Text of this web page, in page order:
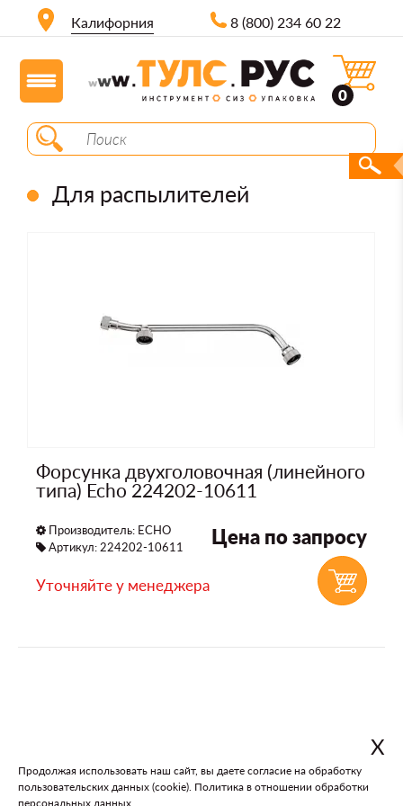
Калифорния 8 (800) 234 60 22
0
Для распылителей
Форсунка двухголовочная (линейного
типа) Echo 224202-10611
Производитель: ECHO
Артикул: 224202-10611
Цена по запросу
Уточняйте у менеджера
В каталог На главную
Х
Продолжая использовать наш сайт, вы даете согласие на обработку
пользовательских данных (cookie). Политика в отношении обработки
персональных данных